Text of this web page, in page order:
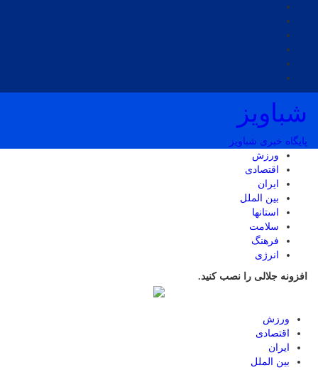
شباویز
پایگاه خبری شباویز
ورزش
اقتصادی
ایران
بین الملل
استانها
سلامت
فرهنگ
انرژی
افزونه جلالی را نصب کنید.
ورزش
اقتصادی
ایران
بین الملل